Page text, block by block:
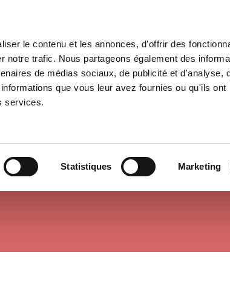
le contenu et les annonces, d'offrir des
notre trafic. Nous partageons également des
de médias sociaux, de publicité et d'analyse,
que vous leur avez fournies ou qu'ils ont
services.
Statistiques Marketing
Histoire International
HISTOIRE